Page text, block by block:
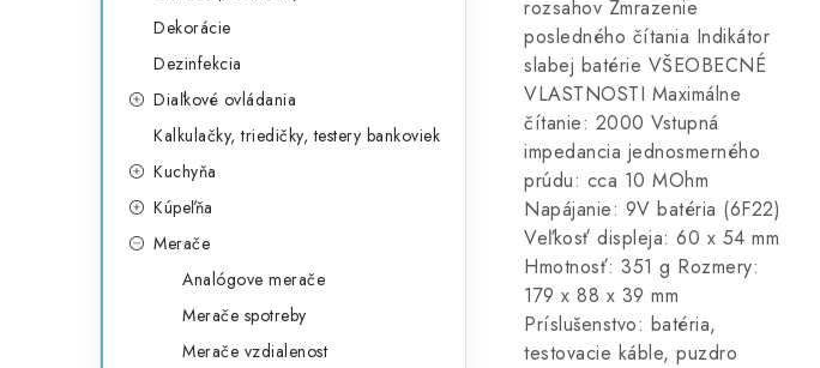
Dekorácie
Dezinfekcia
Diaľkové ovládania
Kalkulačky, triedičky, testery bankoviek
Kuchyňa
Kúpeľňa
Merače
Analógove merače
Merače spotreby
Merače vzdialenost
rozsahov Zmrazenie
posledného čítania Indikátor
slabej batérie VŠEOBECNÉ
VLASTNOSTI Maximálne
čítanie: 2000 Vstupná
impedancia jednosmerného
prúdu: cca 10 MOhm
Napájanie: 9V batéria (6F22)
Veľkosť displeja: 60 x 54 mm
Hmotnosť: 351 g Rozmery:
179 x 88 x 39 mm
Príslušenstvo: batéria,
testovacie káble, puzdro